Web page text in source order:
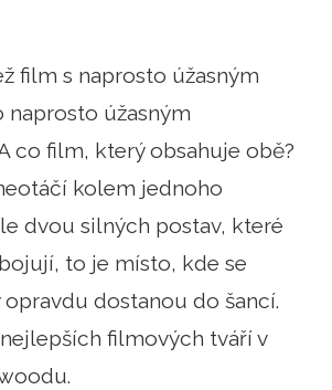
film s naprosto úžasným
naprosto úžasným
co film, který obsahuje obě?
kolem jednoho
dvou silných postav, které
to je místo, kde se
dostanou do šancí.
filmových tváří v